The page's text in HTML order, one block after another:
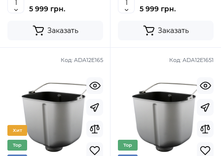
5 999 грн.
Заказать
5 999 грн.
Заказать
Код: ADA12E165
Хит
Top
Код: ADA12E1651
Top